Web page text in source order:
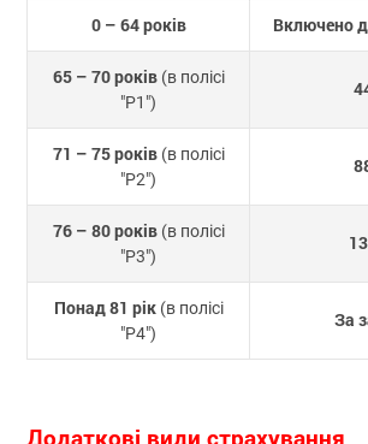
0 – 64 років Включено
65 – 70 років(в полісі
"P1")
71 – 75 років(в полісі
"P2")
76 – 80 років(в полісі
"P3")
Понад 81 рік(в полісі
"P4")
За
Додаткові види страхування